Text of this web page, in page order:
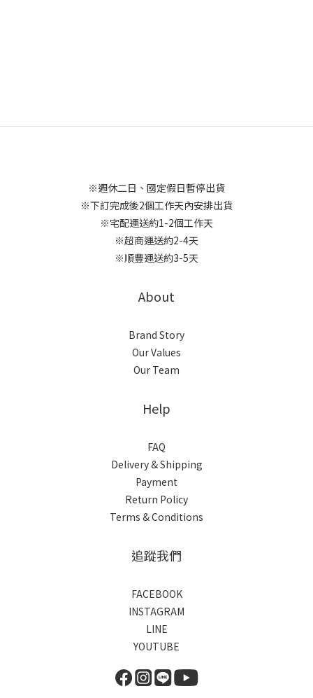
※週休二日、國定假日暫停出貨
※下訂完成後2個工作天內安排出貨
※宅配運送約1-2個工作天
※超商運送約2-4天
※順豐運送約3-5天
About
Brand Story
Our Values
Our Team
Help
FAQ
Delivery & Shipping
Payment
Return Policy
Terms & Conditions
追蹤我們
FACEBOOK
INSTAGRAM
LINE
YOUTUBE